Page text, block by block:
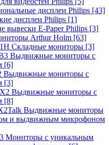
дисплеи Philips [43]
дисплеи Philips [1]
вывески E-Paper Philips [3]
Arthur Holm [63]
Складные мониторы [3]
Выдвижные мониторы с
[6]
Выдвижные мониторы с
[3]
Выдвижные мониторы с
[8]
Выдвижные мониторы
и выдвижным микрофоном
Мониторы с уникальным